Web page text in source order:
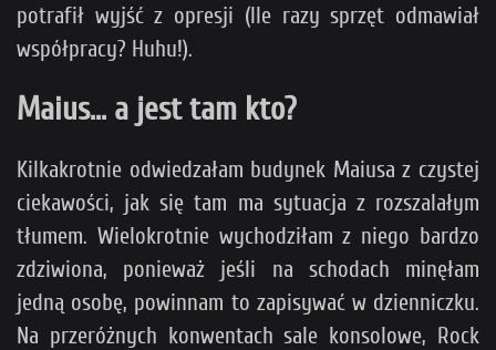
potrafił wyjść z opresji (Ile razy sprzęt odmawiał
współpracy? Huhu!).
Maius... a jest tam kto?
Kilkakrotnie odwiedzałam budynek Maiusa z czystej
ciekawości, jak się tam ma sytuacja z rozszalałym
tłumem. Wielokrotnie wychodziłam z niego bardzo
zdziwiona, ponieważ jeśli na schodach minęłam
jedną osobę, powinnam to zapisywać w dzienniczku.
Na przeróżnych konwentach sale konsolowe, Rock